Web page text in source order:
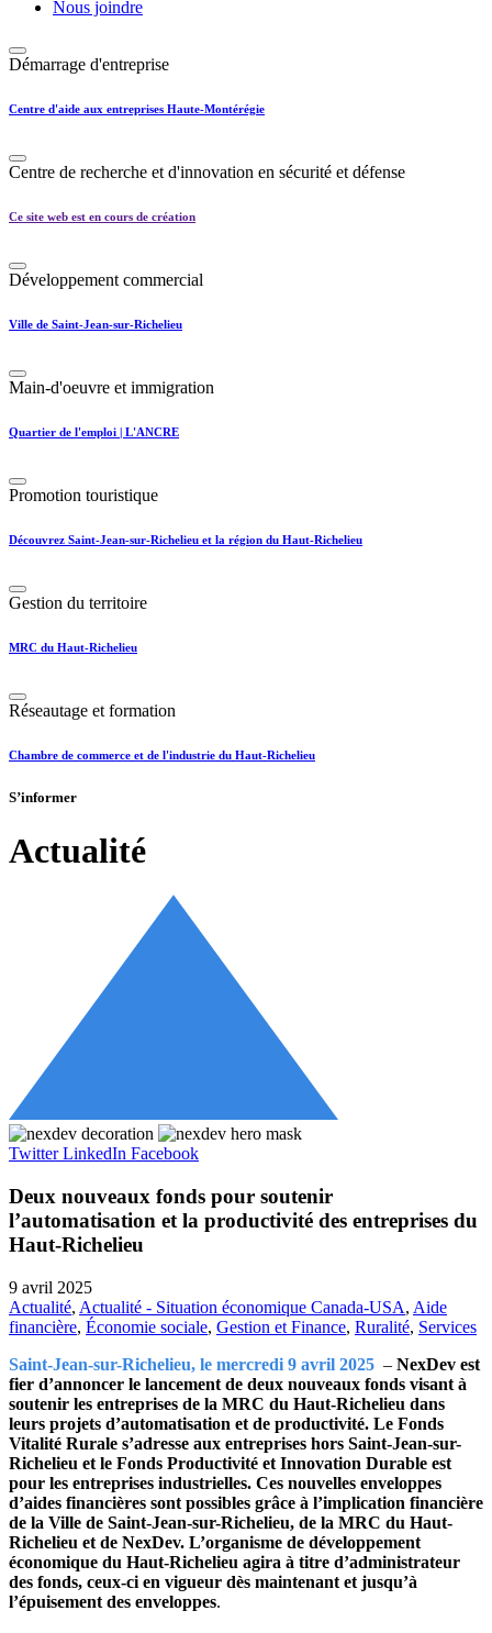
Nous joindre
Démarrage d'entreprise
Centre d'aide aux entreprises Haute-Montérégie
Centre de recherche et d'innovation en sécurité et défense
Ce site web est en cours de création
Développement commercial
Ville de Saint-Jean-sur-Richelieu
Main-d'oeuvre et immigration
Quartier de l'emploi | L'ANCRE
Promotion touristique
Découvrez Saint-Jean-sur-Richelieu et la région du Haut-Richelieu
Gestion du territoire
MRC du Haut-Richelieu
Réseautage et formation
Chambre de commerce et de l'industrie du Haut-Richelieu
S’informer
Actualité
Twitter LinkedIn Facebook
Deux nouveaux fonds pour soutenir
l’automatisation et la productivité des entreprises du
Haut-Richelieu
9 avril 2025
Actualité, Actualité - Situation économique Canada-USA, Aide
financière, Économie sociale, Gestion et Finance, Ruralité, Services
Saint-Jean-sur-Richelieu, le mercredi 9 avril 2025 – NexDev est
fier d’annoncer le lancement de deux nouveaux fonds visant à
soutenir les entreprises de la MRC du Haut-Richelieu dans
leurs projets d’automatisation et de productivité. Le Fonds
Vitalité Rurale s’adresse aux entreprises hors Saint-Jean-sur-
Richelieu et le Fonds Productivité et Innovation Durable est
pour les entreprises industrielles. Ces nouvelles enveloppes
d’aides financières sont possibles grâce à l’implication financière
de la Ville de Saint-Jean-sur-Richelieu, de la MRC du Haut-
Richelieu et de NexDev. L’organisme de développement
économique du Haut-Richelieu agira à titre d’administrateur
des fonds, ceux-ci en vigueur dès maintenant et jusqu’à
l’épuisement des enveloppes.